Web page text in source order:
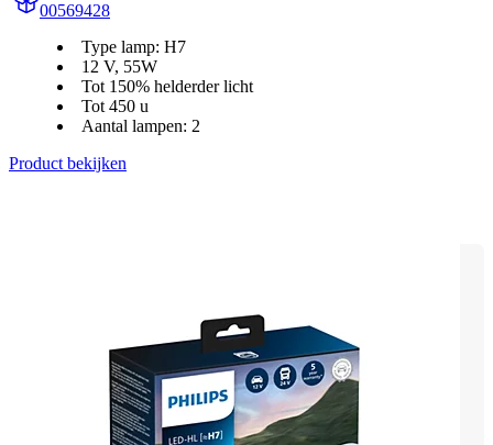
00569428
Type lamp: H7
12 V, 55W
Tot 150% helderder licht
Tot 450 u
Aantal lampen: 2
Product bekijken